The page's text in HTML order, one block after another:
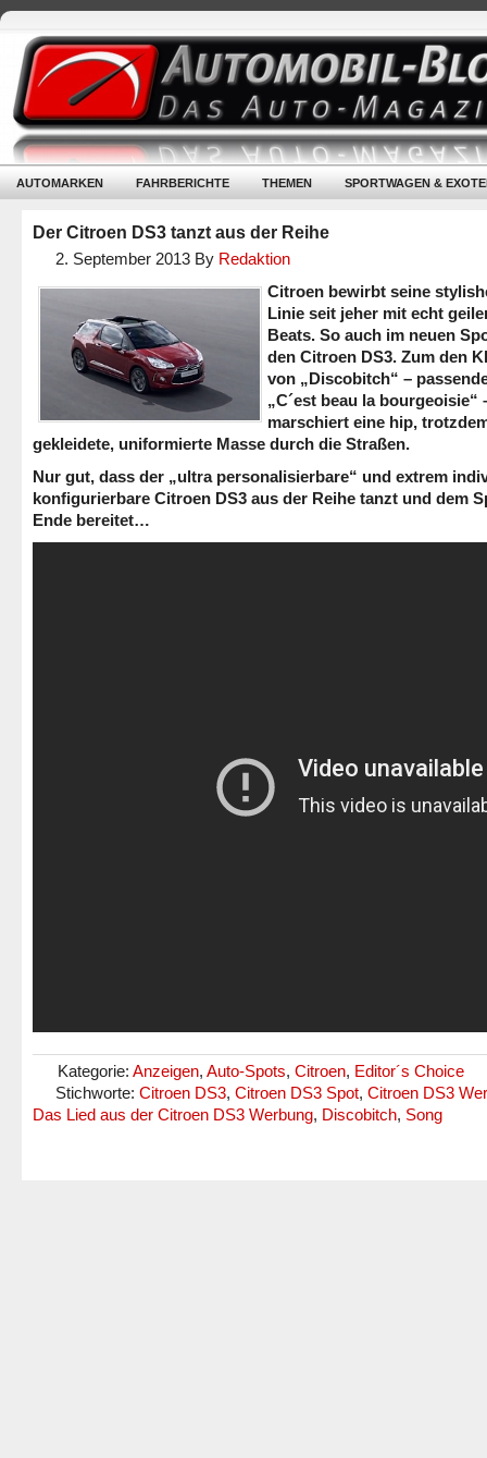
AUTOMARKEN FAHRBERICHTE THEMEN SPORTWAGEN &
Der Citroen DS3 tanzt aus der Reihe
2. September 2013 By Redaktion
Citroen bewirbt seine
Linie seit jeher mit echt
Beats. So auch im neuen
den Citroen DS3. Zum den
von „Discobitch“ –
„C´est beau la bourgeoisie“
marschiert eine hip,
gekleidete, uniformierte Masse durch die Straßen.
Nur gut, dass der „ultra personalisierbare“ und extrem
konfigurierbare Citroen DS3 aus der Reihe tanzt und dem
Ende bereitet…
Kategorie: Anzeigen, Auto-Spots, Citroen, Editor´s Choice
Stichworte: Citroen DS3, Citroen DS3 Spot, Citroen DS3
Das Lied aus der Citroen DS3 Werbung, Discobitch, Song